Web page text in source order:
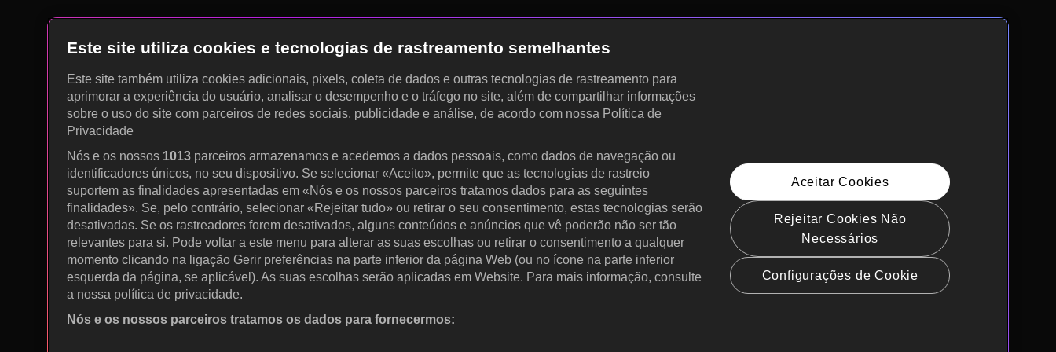
Este site utiliza cookies e tecnologias de rastreamento semelhantes
Este site também utiliza cookies adicionais, pixels, coleta de dados e outras tecnologias de rastreamento para
aprimorar a experiência do usuário, analisar o desempenho e o tráfego no site, além de compartilhar informações
sobre o uso do site com parceiros de redes sociais, publicidade e análise, de acordo com nossa Política de
Privacidade
Nós e os nossos 1013 parceiros armazenamos e acedemos a dados pessoais, como dados de navegação ou
identificadores únicos, no seu dispositivo. Se selecionar «Aceito», permite que as tecnologias de rastreio
suportem as finalidades apresentadas em «Nós e os nossos parceiros tratamos dados para as seguintes
finalidades». Se, pelo contrário, selecionar «Rejeitar tudo» ou retirar o seu consentimento, estas tecnologias serão
desativadas. Se os rastreadores forem desativados, alguns conteúdos e anúncios que vê poderão não ser tão
relevantes para si. Pode voltar a este menu para alterar as suas escolhas ou retirar o consentimento a qualquer
momento clicando na ligação Gerir preferências na parte inferior da página Web (ou no ícone na parte inferior
esquerda da página, se aplicável). As suas escolhas serão aplicadas em Website. Para mais informação, consulte
a nossa política de privacidade.
Nós e os nossos parceiros tratamos os dados para fornecermos:
Aceitar Cookies
Rejeitar Cookies Não
Necessários
Configurações de Cookie